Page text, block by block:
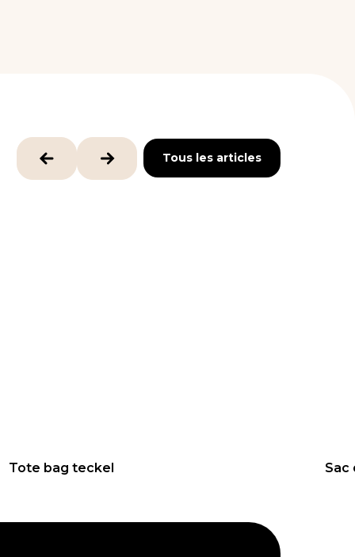
Tous les articles
Tous les articles
25€
Tote bag teckel 58
Sac